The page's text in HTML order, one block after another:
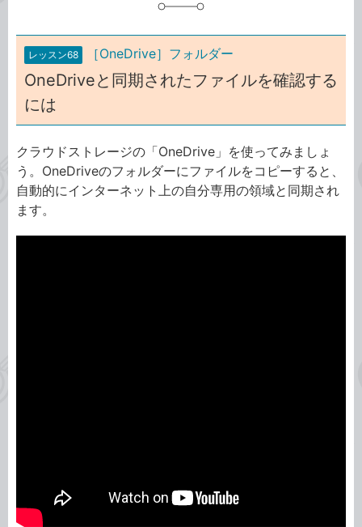
レッスン68 ［OneDrive］フォルダー
OneDriveと同期されたファイルを確認する
には
クラウドストレージの「OneDrive」を使ってみましょ
う。OneDriveのフォルダーにファイルをコピーすると、
自動的にインターネット上の自分専用の領域と同期され
ます。